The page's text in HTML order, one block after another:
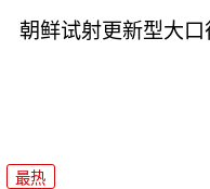
朝鲜试射更新型大
最热